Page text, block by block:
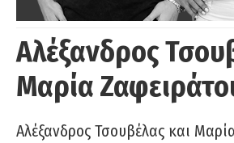
Αλέξανδρος
Μαρία
Αλέξανδρος Τσουβέλας και